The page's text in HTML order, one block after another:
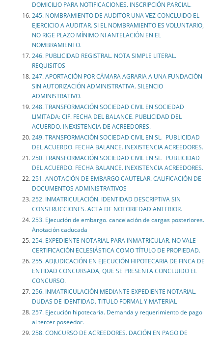
DOMICILIO PARA NOTIFICACIONES. INSCRIPCIÓN PARCIAL.
245. NOMBRAMIENTO DE AUDITOR UNA VEZ CONCLUIDO EL
EJERCICIO A AUDITAR. SI EL NOMBRAMIENTO ES VOLUNTARIO,
NO RIGE PLAZO MÍNIMO NI ANTELACIÓN EN EL
NOMBRAMIENTO.
246. PUBLICIDAD REGISTRAL. NOTA SIMPLE LITERAL.
REQUISITOS
247. APORTACIÓN POR CÁMARA AGRARIA A UNA FUNDACIÓN
SIN AUTORIZACIÓN ADMINISTRATIVA. SILENCIO
ADMINISTRATIVO.
248. TRANSFORMACIÓN SOCIEDAD CIVIL EN SOCIEDAD
LIMITADA: CIF. FECHA DEL BALANCE. PUBLICIDAD DEL
ACUERDO. INEXISTENCIA DE ACREEDORES.
249. TRANSFORMACIÓN SOCIEDAD CIVIL EN SL. PUBLICIDAD
DEL ACUERDO. FECHA BALANCE. INEXISTENCIA ACREEDORES.
250. TRANSFORMACIÓN SOCIEDAD CIVIL EN SL. PUBLICIDAD
DEL ACUERDO. FECHA BALANCE. INEXISTENCIA ACREEDORES.
251. ANOTACIÓN DE EMBARGO CAUTELAR. CALIFICACIÓN DE
DOCUMENTOS ADMINISTRATIVOS
252. INMATRICULACIÓN. IDENTIDAD DESCRIPTIVA SIN
CONSTRUCCIONES. ACTA DE NOTORIEDAD ANTERIOR.
253. Ejecución de embargo. cancelación de cargas posteriores.
Anotación caducada
254. EXPEDIENTE NOTARIAL PARA INMATRICULAR. NO VALE
CERTIFICACIÓN ECLESIÁSTICA COMO TÍTULO DE PROPIEDAD.
255. ADJUDICACIÓN EN EJECUCIÓN HIPOTECARIA DE FINCA DE
ENTIDAD CONCURSADA, QUE SE PRESENTA CONCLUIDO EL
CONCURSO.
256. INMATRICULACIÓN MEDIANTE EXPEDIENTE NOTARIAL.
DUDAS DE IDENTIDAD. TITULO FORMAL Y MATERIAL
257. Ejecución hipotecaria. Demanda y requerimiento de pago
al tercer poseedor.
258. CONCURSO DE ACREEDORES. DACIÓN EN PAGO DE